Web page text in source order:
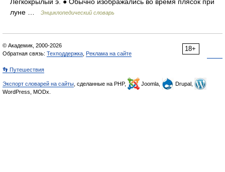
луне …
Энциклопедический словарь
18+
© Академик, 2000-2026
Обратная связь: Техподдержка Реклама на сайте
👣 Путешествия
Экспорт словарей на сайты , сделанные на PHP, Joomla,
Drupal,
WordPress, MODx.